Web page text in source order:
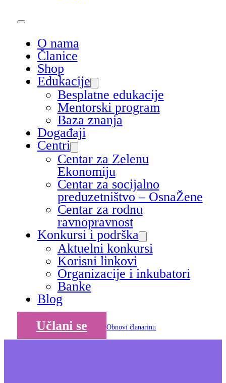
O nama
Članice
Shop
Edukacije
Besplatne edukacije
Mentorski program
Baza znanja
Događaji
Centri
Centar za Zelenu
Ekonomiju
Centar za socijalno
preduzetništvo – OsnaŽene
Centar za rodnu
ravnopravnost
Konkursi i podrška
Aktuelni konkursi
Korisni linkovi
Organizacije i inkubatori
Banke
Blog
Učlani se
Obnovi članarinu